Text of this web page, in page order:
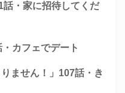
話・家に招待してくだ
カフェでデート
ません！」107話・き